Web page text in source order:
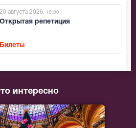
Открытая репетиция
20 августа 2026 , 18:00
Билеты
интересно